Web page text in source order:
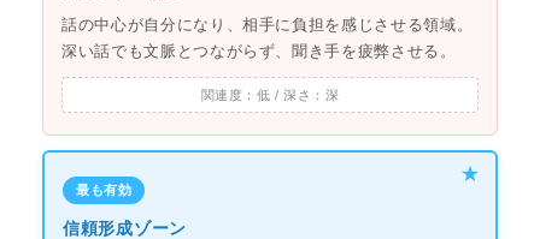
話の中心が自分になり、相手に負担を感じさせる領域。
深い話でも文脈とつながらず、聞き手を疲弊させる。
最も有効
信頼形成ゾーン